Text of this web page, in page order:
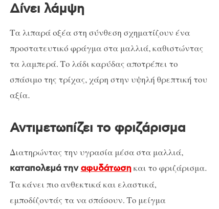
Δίνει λάμψη
Τα λιπαρά οξέα στη σύνθεση σχηματίζουν ένα
προστατευτικό φράγμα στα μαλλιά, καθιστώντας
τα λαμπερά. Το λάδι καρύδας αποτρέπει το
σπάσιμο της τρίχας, χάρη στην υψηλή θρεπτική του
αξία.
Αντιμετωπίζει το φριζάρισμα
Διατηρώντας την υγρασία μέσα στα μαλλιά,
καταπολεμά τηναφυδάτωσηκαι το φριζάρισμα.
Τα κάνει πιο ανθεκτικά και ελαστικά,
εμποδίζοντάς τα να σπάσουν. Το μείγμα